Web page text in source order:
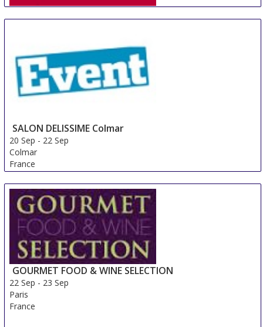
SALON DELISSIME Colmar
20 Sep - 22 Sep
Colmar
France
GOURMET FOOD & WINE SELECTION
22 Sep - 23 Sep
Paris
France